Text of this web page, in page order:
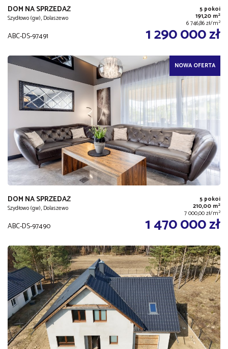
DOM NA SPRZEDAŻ
Szydłowo (gw), Dolaszewo
5 pokoi
191,20 m2
6 746,86 zł/m2
ABC-DS-97491 1 290 000 zł
NOWA OFERTA
DOM NA SPRZEDAŻ
Szydłowo (gw), Dolaszewo
5 pokoi
210,00 m2
7 000,00 zł/m2
ABC-DS-97490 1 470 000 zł